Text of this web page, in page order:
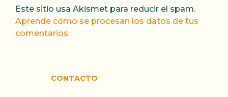
Este sitio usa Akismet para reducir el spam.
Aprende cómo se procesan los datos de tus
comentarios.
CONTACTO